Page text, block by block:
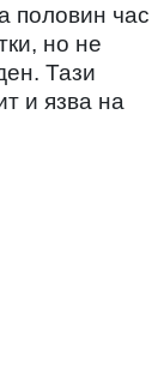
половин час
но не
Тази
и язва на